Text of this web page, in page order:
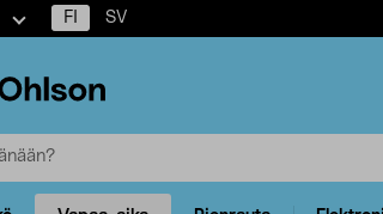
FI SV